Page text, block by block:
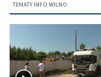
TEMATY INFO WILNO